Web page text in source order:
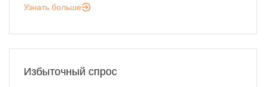
Узнать больше
Избыточный спрос